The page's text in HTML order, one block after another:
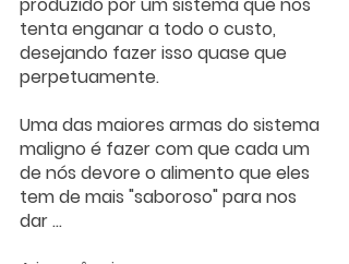
tenta enganar a todo o custo,
desejando fazer isso quase que
perpetuamente.
Uma das maiores armas do sistema
maligno é fazer com que cada um
de nós devore o alimento que eles
tem de mais "saboroso" para nos
dar ...